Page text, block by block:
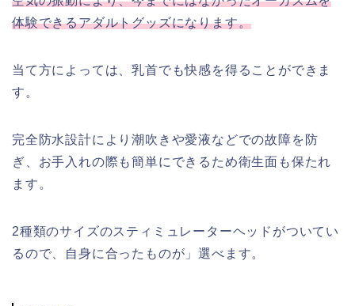
体験できるアダルトグッズになります。
当て方によっては、乳首でも快感を得ることができま
す。
完全防水設計により潮吹きや愛液などでの故障を防
ぎ、お手入れの際も簡単にできるため衛生面も保たれ
ます。
2種類のサイズのスティミュレーターヘッドがついてい
るので、自身に合ったものが」選べます。